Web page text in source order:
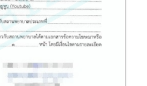
ษณายาหรือผลิตภัณฑ์เสริมอาหาร
กรรมการอาหารและยา (อย.)